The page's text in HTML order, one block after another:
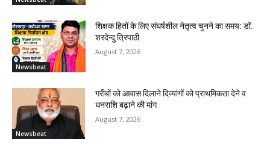
Newsbeat
शिक्षक हितों के लिए संघर्षशील नेतृत्व चुनने का समय: डॉ.
शरदेन्दु त्रिपाठी
August 7, 2026
Newsbeat
गरीबों को आवास दिलाने दिव्यांगों को प्राथमिकता देने व
धनराशि बढ़ाने की मांग
August 7, 2026